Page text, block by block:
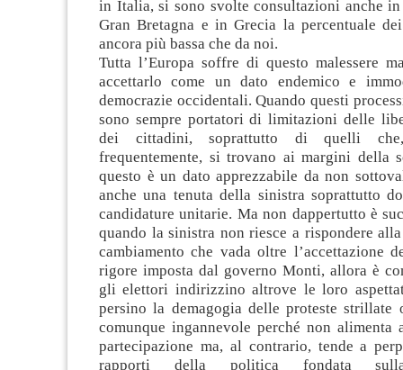
in Italia, si sono svolte consultazioni anche
Gran Bretagna e in Grecia la percentuale
ancora più bassa che da noi.
Tutta l’Europa soffre di questo malessere
accettarlo come un dato endemico e
democrazie occidentali. Quando questi
sono sempre portatori di limitazioni delle
dei cittadini, soprattutto di quelli
frequentemente, si trovano ai margini della
questo è un dato apprezzabile da non
anche una tenuta della sinistra soprattutto
candidature unitarie. Ma non dappertutto è
quando la sinistra non riesce a rispondere
cambiamento che vada oltre l’accettazione
rigore imposta dal governo Monti, allora è
gli elettori indirizzino altrove le loro
persino la demagogia delle proteste strillate
comunque ingannevole perché non alimenta
partecipazione ma, al contrario, tende a
rapporti della politica fondata